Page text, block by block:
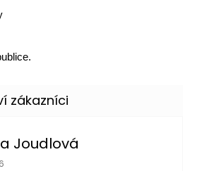
Joudlová
obchodu je 5 z 5 hvězdiček.